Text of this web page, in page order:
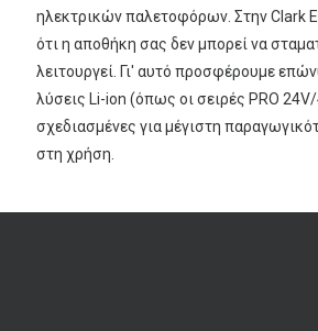
ηλεκτρικών παλετοφόρων. Στην Clark
ότι η αποθήκη σας δεν μπορεί να
λειτουργεί. Γι' αυτό προσφέρουμε
λύσεις Li-ion (όπως οι σειρές PRO
σχεδιασμένες για μέγιστη
στη χρήση.